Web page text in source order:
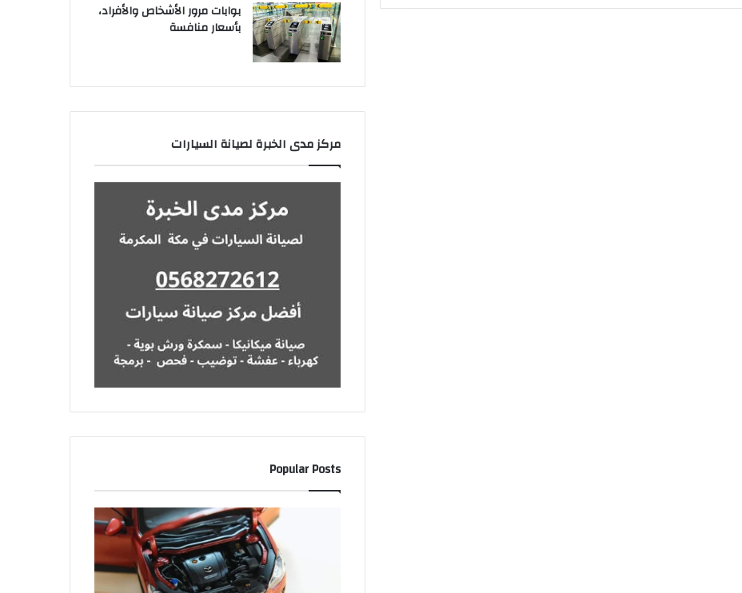
بوابات مرور الأشخاص والأفراد،
بأسعار منافسة
مركز مدى الخبرة لصيانة السيارات
Popular Posts